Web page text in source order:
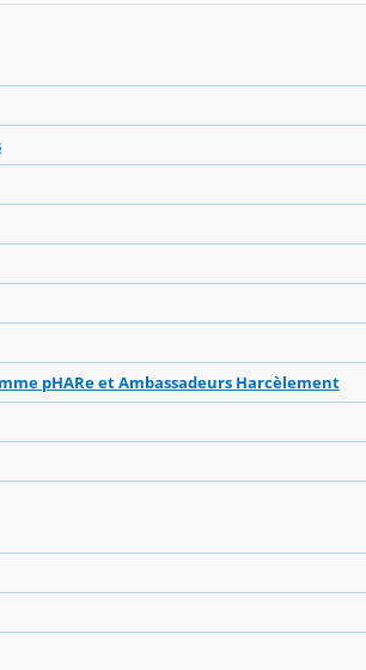
pHARe et Ambassadeurs Harcèlement